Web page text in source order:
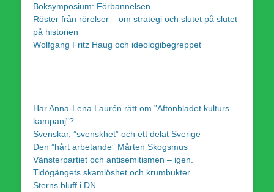
Boksymposium: Förbannelsen
Röster från rörelser – om strategi och slutet på slutet
på historien
Wolfgang Fritz Haug och ideologibegreppet
Har Anna-Lena Laurén rätt om ”Aftonbladet kulturs
kampanj”?
Svenskar, ”svenskhet” och ett delat Sverige
Den ”hårt arbetande” Mårten Skogsmus
Vänsterpartiet och antisemitismen – igen.
Tidögängets skamlöshet och krumbukter
Sterns bluff i DN